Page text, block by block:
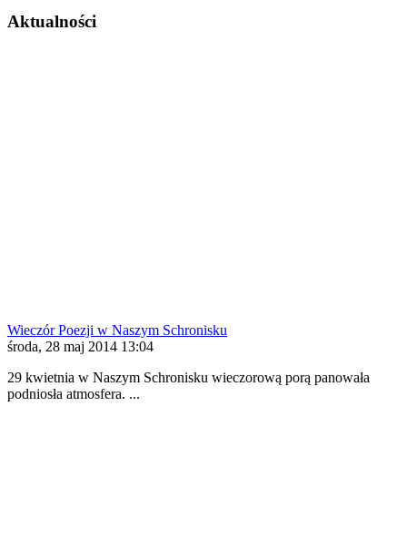
Aktualności
Wieczór Poezji w Naszym Schronisku
środa, 28 maj 2014 13:04
29 kwietnia w Naszym Schronisku wieczorową porą panowała
podniosła atmosfera. ...